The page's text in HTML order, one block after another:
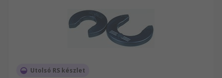
Utolsó RS készlet